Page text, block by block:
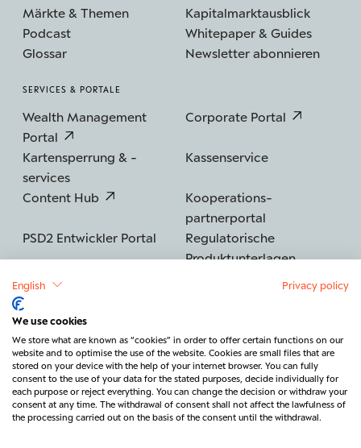
Märkte & Themen
Kapitalmarktausblick
Podcast
Whitepaper & Guides
Glossar
Newsletter abonnieren
SERVICES & PORTALE
Wealth Management
Portal
Corporate Portal
Kartensperrung & -
services
Kassenservice
Content Hub
Kooperations­
partnerportal
PSD2 Entwickler Portal
Regulatorische
Produktunterlagen
Datenschutz Sicherheit Barrierefreiheit
Rechtliches & Regulatorik
Vertrag widerrufen Kontakt
English Privacy policy
We use cookies
We store what are known as “cookies” in order to offer certain functions on our
website and to optimise the use of the website. Cookies are small files that are
stored on your device with the help of your internet browser. You can fully
consent to the use of your data for the stated purposes, decide individually for
each purpose or reject everything. You can change the decision or withdraw your
consent at any time. The withdrawal of consent shall not affect the lawfulness of
the processing carried out on the basis of the consent until the withdrawal.